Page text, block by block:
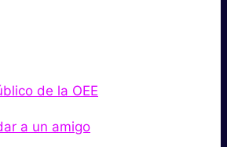
de la OEE
a un amigo